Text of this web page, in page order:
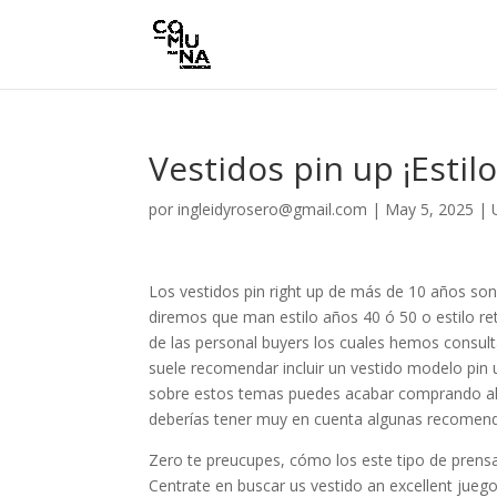
Vestidos pin up
poringleidyrosero@gmail.com | May 5, 2025 |
Los vestidos pin right up de más de 10 años
diremos que man estilo años 40 ó 50 o estilo
de las personal buyers los cuales hemos
suele recomendar incluir un vestido modelo
sobre estos temas puedes acabar comprando
deberías tener muy en cuenta algunas
Zero te preucupes, cómo los este tipo de
Centrate en buscar us vestido an excellent